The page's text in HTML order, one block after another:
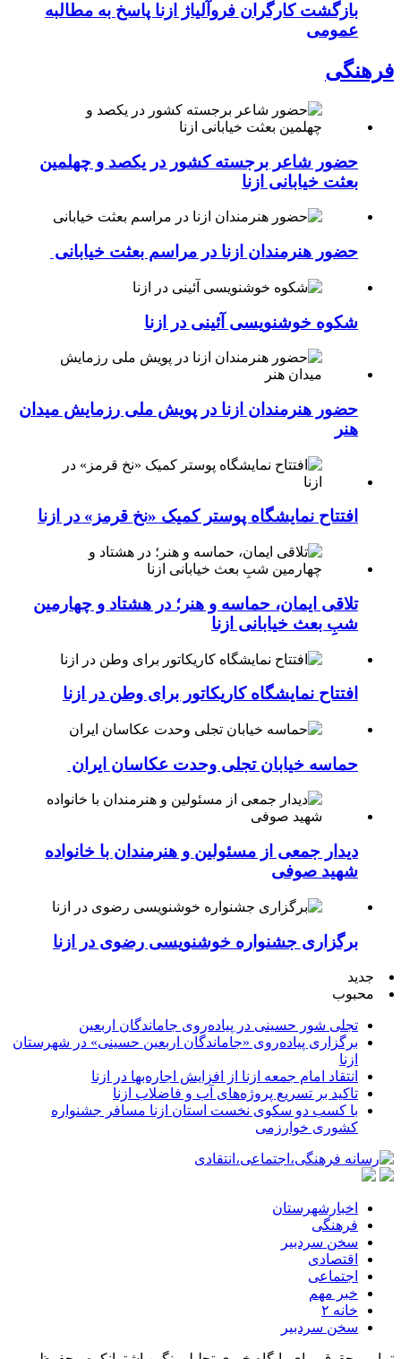
بازگشت کارگران فروآلیاژ ازنا پاسخ به مطالبه
عمومی
فرهنگی
حضور شاعر برجسته کشور در یکصد و چهلمین
بعثت خیابانی ازنا
حضور هنرمندان ازنا در مراسم بعثت خیابانی
شکوه خوشنویسی آئینی در ازنا
حضور هنرمندان ازنا در پویش ملی رزمایش میدان
هنر
افتتاح نمایشگاه پوستر کمیک «نخ قرمز» در ازنا
تلاقی ایمان، حماسه و هنر؛ در هشتاد و چهارمین
شبِ بعث خیابانی ازنا
افتتاح نمایشگاه کاریکاتور برای وطن در ازنا
حماسه خیابان تجلی وحدت عکاسان ایران
دیدار جمعی از مسئولین و هنرمندان با خانواده
شهید صوفی
برگزاری جشنواره خوشنویسی رضوی در ازنا
جدید
محبوب
تجلی شور حسینی در پیاده‌روی جاماندگان اربعین
برگزاری پیاده‌روی «جاماندگان اربعین حسینی» در شهرستان
ازنا
انتقاد امام جمعه ازنا از افزایش اجاره‌بها در ازنا
تاکید بر تسریع پروژه‌های آب و فاضلاب ازنا
با کسب دو سکوی نخست استان ازنا مسافر جشنواره
کشوری خوارزمی
اخبارشهرستان
فرهنگی
سخن سردبیر
اقتصادی
اجتماعی
خبر مهم
خانه ۲
سخن سردبیر